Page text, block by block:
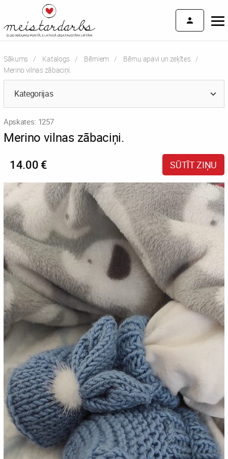
Sākums Katalogs Bērniem
Bērnu apavi un zeķītes
Current:
Merino vilnas zābaciņi.
Kategorijas
Apskates: 1257
Merino vilnas zābaciņi.
14.00 € SŪTĪT ZIŅU